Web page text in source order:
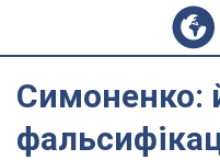
Симоненко: